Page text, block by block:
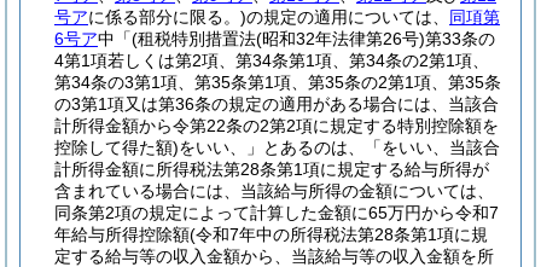
号アに係る部分に限る。)の規定の適用については、 同項第
6号ア中「(租税特別措置法(昭和32年法律第26号)第33条の
4第1項若しくは第2項、第34条第1項、第34条の2第1項、
第34条の3第1項、第35条第1項、第35条の2第1項、第35条
の3第1項又は第36条の規定の適用がある場合には、当該合
計所得金額から令第22条の2第2項に規定する特別控除額を
控除して得た額)をいい、」とあるのは、「をいい、当該合
計所得金額に所得税法第28条第1項に規定する給与所得が
含まれている場合には、当該給与所得の金額については、
同条第2項の規定によって計算した金額に65万円から令和7
年給与所得控除額(令和7年中の所得税法第28条第1項に規
定する給与等の収入金額から、当該給与等の収入金額を所